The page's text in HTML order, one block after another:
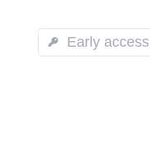
Early access